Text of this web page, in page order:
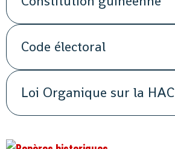
Code électoral
Loi Organique sur la HAC